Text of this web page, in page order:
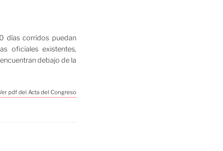
días corridos puedan
oficiales existentes,
debajo de la
pdf del Acta del Congreso